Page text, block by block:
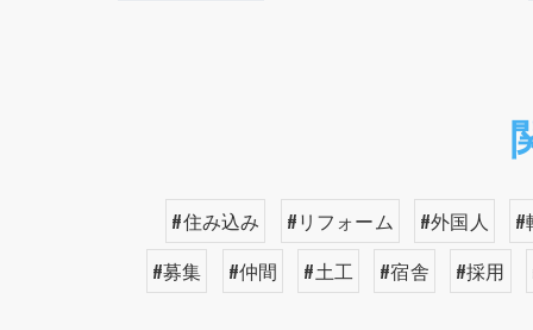
#住み込み #リフォーム #外国人 #
#募集
#仲間 #土工 #宿舎 #採用